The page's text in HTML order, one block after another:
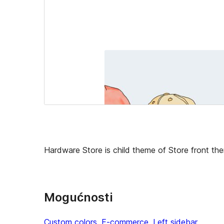
Hardware Store is child theme of Store front
Mogućnosti